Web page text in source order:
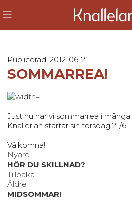
Publicerad: 2012-06-21
SOMMARREA!
Just nu har vi sommarrea i många
Knallerian startar sin torsdag 21/6.
Välkomna!
Nyare
HÖR DU SKILLNAD?
Tillbaka
Äldre
MIDSOMMAR!